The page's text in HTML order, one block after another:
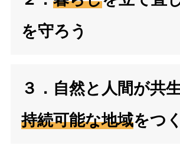
を守ろう
３．自然と人間が共
持続可能な地域をつ